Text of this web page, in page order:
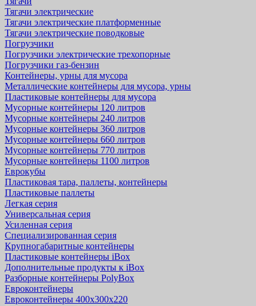
Тягачи электрические
Тягачи электрические платформенные
Тягачи электрические поводковые
Погрузчики
Погрузчики электрические трехопорные
Погрузчики газ-бензин
Контейнеры, урны для мусора
Металлические контейнеры для мусора, урны
Пластиковые контейнеры для мусора
Мусорные контейнеры 120 литров
Мусорные контейнеры 240 литров
Мусорные контейнеры 360 литров
Мусорные контейнеры 660 литров
Мусорные контейнеры 770 литров
Мусорные контейнеры 1100 литров
Еврокубы
Пластиковая тара, паллеты, контейнеры
Пластиковые паллеты
Легкая серия
Универсальная серия
Усиленная серия
Специализированная серия
Крупногабаритные контейнеры
Пластиковые контейнеры iBox
Дополнительные продукты к iBox
Разборные контейнеры PolyBox
Евроконтейнеры
Евроконтейнеры 400х300х220